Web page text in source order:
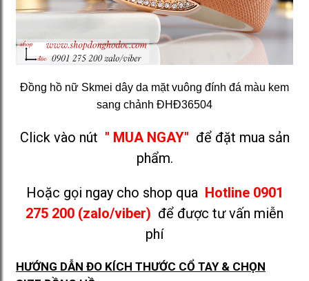
Đồng hồ nữ Skmei dây da mặt vuông đính đá màu kem
sang chảnh ĐHĐ36504
Click vào nút " MUA NGAY" để đặt mua sản
phẩm.
Hoặc gọi ngay cho shop qua Hotline 0901
275 200 (zalo/viber) để được tư vấn miễn
phí
HƯỚNG DẪN ĐO KÍCH THƯỚC CỔ TAY & CHỌN